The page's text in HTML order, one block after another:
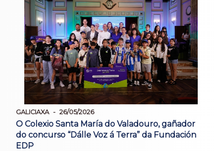
GALICIAXA 26/05/2026
O Colexio Santa María do Valadouro, gañador
do concurso “Dálle Voz á Terra” da Fundación
EDP